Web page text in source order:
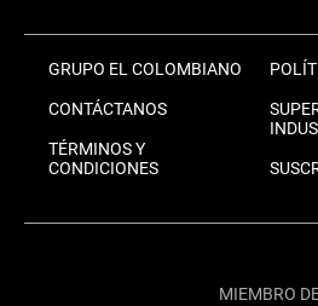
GRUPO EL COLOMBIANO
CONTÁCTANOS
TÉRMINOS Y
CONDICIONES
MIEMBRO